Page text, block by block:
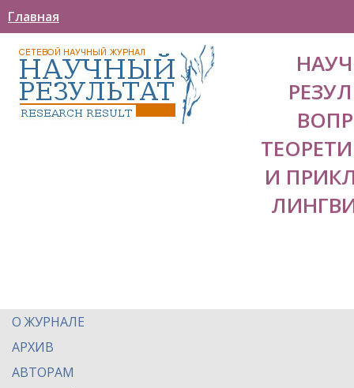
Главная
И
О ЖУРНАЛЕ
АРХИВ
АВТОРАМ